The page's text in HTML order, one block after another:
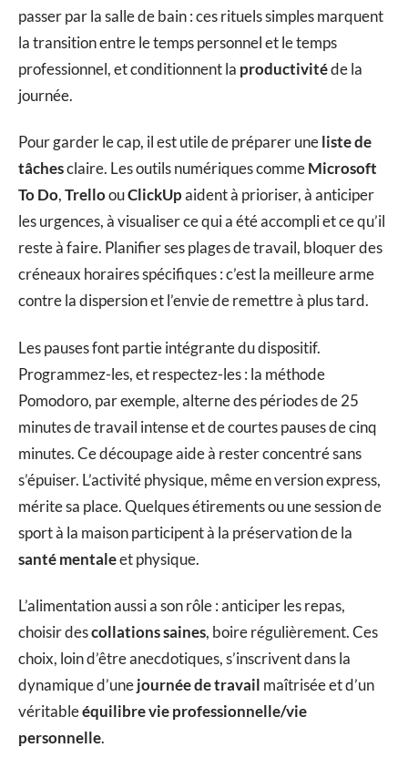
passer par la salle de bain : ces rituels simples marquent
la transition entre le temps personnel et le temps
professionnel, et conditionnent la productivitéde la
journée.
Pour garder le cap, il est utile de préparer uneliste de
tâchesclaire. Les outils numériques commeMicrosoft
To Do,TrelloouClickUpaident à prioriser, à anticiper
les urgences, à visualiser ce qui a été accompli et ce qu’il
reste à faire. Planifier ses plages de travail, bloquer des
créneaux horaires spécifiques : c’est la meilleure arme
contre la dispersion et l’envie de remettre à plus tard.
Les pauses font partie intégrante du dispositif.
Programmez-les, et respectez-les : la méthode
Pomodoro, par exemple, alterne des périodes de 25
minutes de travail intense et de courtes pauses de cinq
minutes. Ce découpage aide à rester concentré sans
s’épuiser. L’activité physique, même en version express,
mérite sa place. Quelques étirements ou une session de
sport à la maison participent à la préservation de la
santé mentaleet physique.
L’alimentation aussi a son rôle : anticiper les repas,
choisir descollations saines, boire régulièrement. Ces
choix, loin d’être anecdotiques, s’inscrivent dans la
dynamique d’unejournée de travail maîtrisée et d’un
véritableéquilibre vie professionnelle/vie
personnelle.